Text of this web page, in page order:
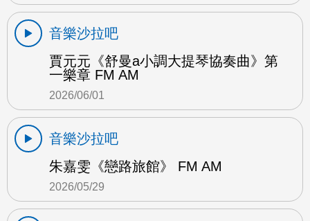
音樂沙拉吧
賈元元《舒曼a小調大提琴協奏曲》第
一樂章 FM AM
2026/06/01
音樂沙拉吧
朱嘉雯《戀路旅館》 FM AM
2026/05/29